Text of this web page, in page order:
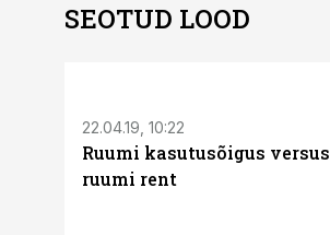
SEOTUD LOOD
22.04.19, 10:22
Ruumi kasutusõigus versus
ruumi rent